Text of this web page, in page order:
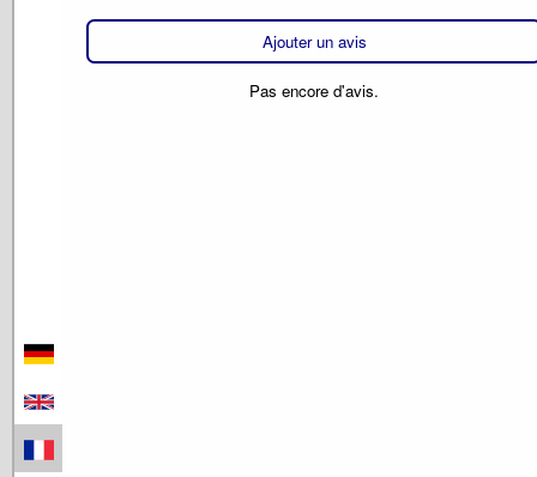
Ajouter un avis
Pas encore d'avis.